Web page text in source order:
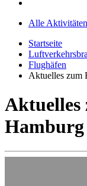
Alle Aktivitäten
Startseite
Flughäfen
Aktuelles zum
Aktuelles
Hamburg